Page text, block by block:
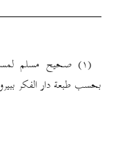
بحسب طبعة دار الفكر